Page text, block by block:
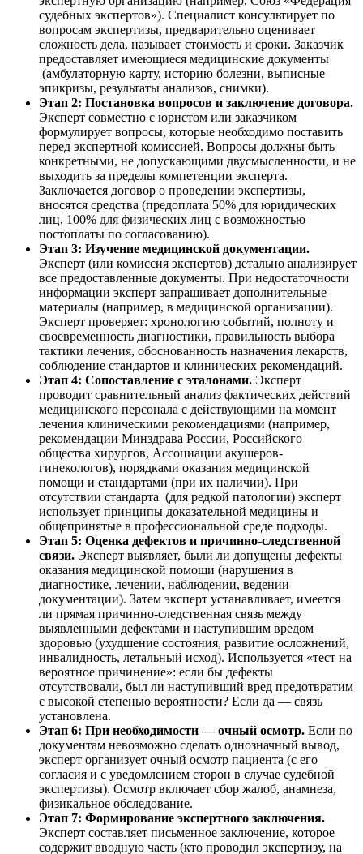
судебных экспертов»). Специалист консультирует по
вопросам экспертизы, предварительно оценивает
сложность дела, называет стоимость и сроки. Заказчик
предоставляет имеющиеся медицинские документы
(амбулаторную карту, историю болезни, выписные
эпикризы, результаты анализов, снимки).
Этап 2: Постановка вопросов и заключение договора.
Эксперт совместно с юристом или заказчиком
формулирует вопросы, которые необходимо поставить
перед экспертной комиссией. Вопросы должны быть
конкретными, не допускающими двусмысленности, и не
выходить за пределы компетенции эксперта.
Заключается договор о проведении экспертизы,
вносятся средства (предоплата 50% для юридических
лиц, 100% для физических лиц с возможностью
постоплаты по согласованию).
Этап 3: Изучение медицинской документации.
Эксперт (или комиссия экспертов) детально анализирует
все предоставленные документы. При недостаточности
информации эксперт запрашивает дополнительные
материалы (например, в медицинской организации).
Эксперт проверяет: хронологию событий, полноту и
своевременность диагностики, правильность выбора
тактики лечения, обоснованность назначения лекарств,
соблюдение стандартов и клинических рекомендаций.
Этап 4: Сопоставление с эталонами. Эксперт
проводит сравнительный анализ фактических действий
медицинского персонала с действующими на момент
лечения клиническими рекомендациями (например,
рекомендации Минздрава России, Российского
общества хирургов, Ассоциации акушеров-
гинекологов), порядками оказания медицинской
помощи и стандартами (при их наличии). При
отсутствии стандарта (для редкой патологии) эксперт
использует принципы доказательной медицины и
общепринятые в профессиональной среде подходы.
Этап 5: Оценка дефектов и причинно-следственной
связи. Эксперт выявляет, были ли допущены дефекты
оказания медицинской помощи (нарушения в
диагностике, лечении, наблюдении, ведении
документации). Затем эксперт устанавливает, имеется
ли прямая причинно-следственная связь между
выявленными дефектами и наступившим вредом
здоровью (ухудшение состояния, развитие осложнений,
инвалидность, летальный исход). Используется «тест на
вероятное причинение»: если бы дефекты
отсутствовали, был ли наступивший вред предотвратим
с высокой степенью вероятности? Если да — связь
установлена.
Этап 6: При необходимости — очный осмотр. Если по
документам невозможно сделать однозначный вывод,
эксперт организует очный осмотр пациента (с его
согласия и с уведомлением сторон в случае судебной
экспертизы). Осмотр включает сбор жалоб, анамнеза,
физикальное обследование.
Этап 7: Формирование экспертного заключения.
Эксперт составляет письменное заключение, которое
содержит вводную часть (кто проводил экспертизу, на